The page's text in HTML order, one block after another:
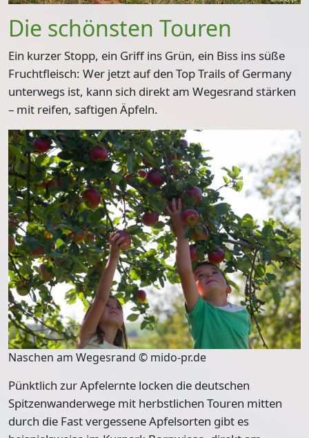
Die schönsten Touren
Ein kurzer Stopp, ein Griff ins Grün, ein Biss ins süße
Fruchtfleisch: Wer jetzt auf den Top Trails of Germany
unterwegs ist, kann sich direkt am Wegesrand stärken
– mit reifen, saftigen Äpfeln.
Naschen am Wegesrand © mido-pr.de
Pünktlich zur Apfelernte locken die deutschen
Spitzenwanderwege mit herbstlichen Touren mitten
durch die Fast vergessene Apfelsorten gibt es